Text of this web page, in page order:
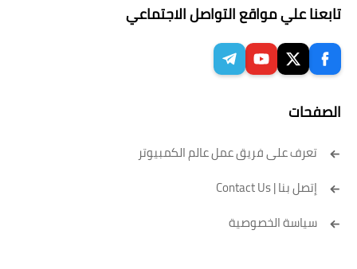
تابعنا علي مواقع التواصل الاجتماعي
الصفحات
تعرف على فريق عمل عالم الكمبيوتر
إتصل بنا | Contact Us
سياسة الخصوصية